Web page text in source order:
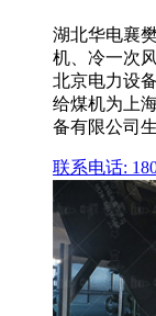
湖北华电襄
机、冷一次
北京电力设
给煤机为上
备有限公司
联系电话: